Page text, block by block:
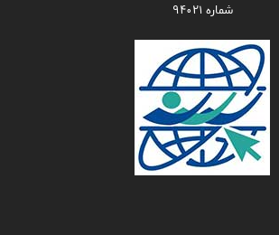
شماره ۹۴۰۲۱